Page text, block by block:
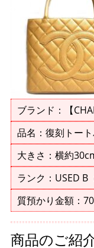
ブランド：【
品名：復刻トー
大きさ：横約
ランク：USED B
質預かり金額：
商品のご紹